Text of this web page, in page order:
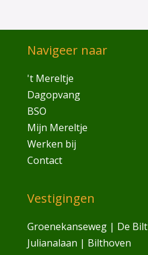
Navigeer naar
't Mereltje
Dagopvang
BSO
Mijn Mereltje
Werken bij
Contact
Vestigingen
Groenekanseweg | De Bilt
Julianalaan | Bilthoven